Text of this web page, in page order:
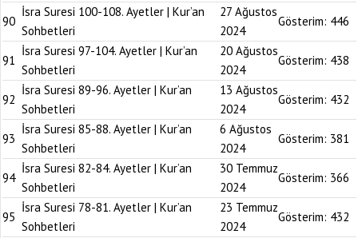
90
İsra Suresi 100-108. Ayetler | Kur’an
Sohbetleri
27 Ağustos
2024
Gösterim: 446
91
İsra Suresi 97-104. Ayetler | Kur’an
Sohbetleri
20 Ağustos
2024
Gösterim: 438
92
İsra Suresi 89-96. Ayetler | Kur’an
Sohbetleri
13 Ağustos
2024
Gösterim: 432
93
İsra Suresi 85-88. Ayetler | Kur’an
Sohbetleri
6 Ağustos
2024
Gösterim: 381
94
İsra Suresi 82-84. Ayetler | Kur’an
Sohbetleri
30 Temmuz
2024
Gösterim: 366
95
İsra Suresi 78-81. Ayetler | Kur’an
Sohbetleri
23 Temmuz
2024
Gösterim: 432